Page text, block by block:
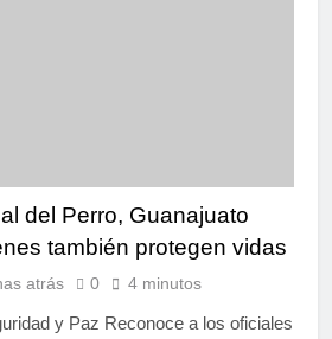
del Perro, Guanajuato
también protegen vidas
atrás 0 4 minutos
y Paz Reconoce a los oficiales